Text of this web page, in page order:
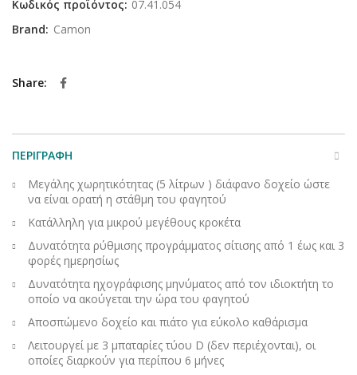
Κωδικός προϊόντος: 07.41.054
Brand: Camon
Share
ΠΕΡΙΓΡΑΦΉ
Μεγάλης χωρητικότητας (5 λίτρων ) διάφανο δοχείο ώστε
να είναι ορατή η στάθμη του φαγητού
Κατάλληλη για μικρού μεγέθους κροκέτα
Δυνατότητα ρύθμισης προγράμματος σίτισης από 1 έως και 3
φορές ημερησίως
Δυνατότητα ηχογράφισης μηνύματος από τον ιδιοκτήτη το
οποίο να ακούγεται την ώρα του φαγητού
Αποσπώμενο δοχείο και πιάτο για εύκολο καθάρισμα
Λειτουργεί με 3 μπαταρίες τύου D (δεν περιέχονται), οι
οποίες διαρκούν για περίπου 6 μήνες